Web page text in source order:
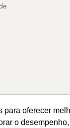
para oferecer
o